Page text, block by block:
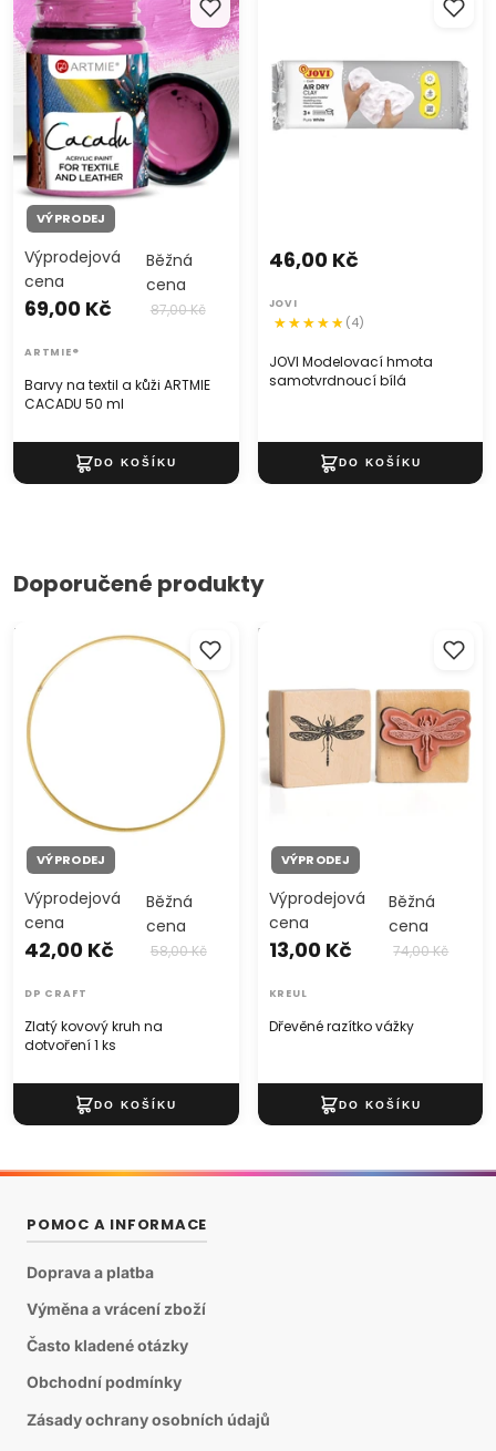
CACADU 50 ml
VÝPRODEJ
Barvy na textil a kůži ARTMIE
CACADU 50 ml
Výprodejová
cena
69,00 Kč
Běžná
cena
87,00 Kč
ARTMIE®
JOVI Modelovací hmota
samotvrdnoucí bílá
46,00 Kč
JOVI
(4)
Doporučené produkty
Zlatý kovový kruh na
dotvoření 1 ks
VÝPRODEJ
Zlatý kovový kruh na
dotvoření 1 ks
Výprodejová
cena
42,00 Kč
Běžná
cena
58,00 Kč
DP CRAFT
Dřevěné razítko vážky
VÝPRODEJ
Dřevěné razítko vážky
Výprodejová
cena
13,00 Kč
Běžná
cena
74,00 Kč
KREUL
POMOC A INFORMACE
Doprava a platba
Výměna a vrácení zboží
Často kladené otázky
Obchodní podmínky
Zásady ochrany osobních údajů